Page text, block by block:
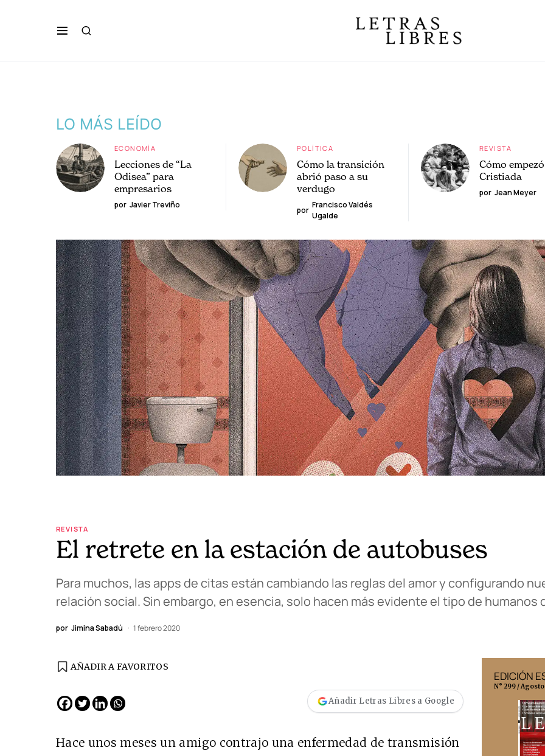
LO MÁS LEÍDO
ECONOMÍA
Lecciones de “La
Odisea” para
empresarios
por Javier Treviño
POLÍTICA
Cómo la transición
abrió paso a su
verdugo
por
Francisco Valdés
Ugalde
REVISTA
Cómo
Cristiada
por Jean Meyer
REVISTA
El retrete en la estación de autobuses
Para muchos, las apps de citas están cambiando las reglas del amor y configurando
relación social. Sin embargo, en esencia, solo hacen más evidente el tipo de humanos
por Jimina Sabadú 1 febrero 2020
AÑADIR A FAVORITOS
Añadir Letras Libres a Google
Hace unos meses un amigo contrajo una enfermedad de transmisión
EDICIÓN
N° 299 /